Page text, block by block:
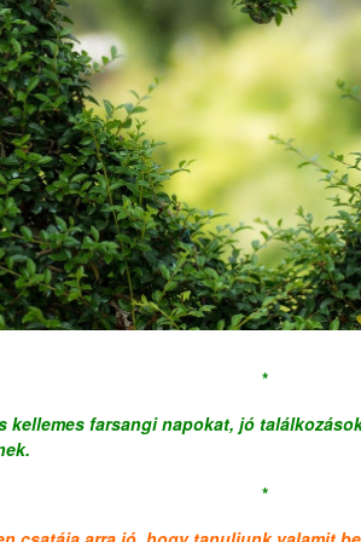
*
kellemes farsangi napokat, jó
*